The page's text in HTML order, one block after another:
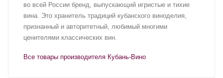
во всей России бренд, выпускающий игристые и тихие
вина. Это хранитель традиций кубанского виноделия,
признанный и авторитетный, любимый многими
ценителями классических вин.
Все товары производителя Кубань-Вино